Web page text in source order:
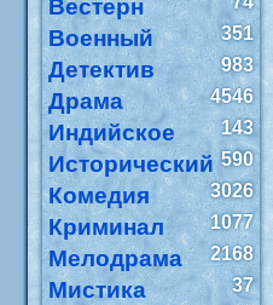
Вестерн
Военный 351
Детектив 983
Драма 4546
Индийское 143
Исторический 590
Комедия 3026
Криминал 1077
Мелодрама 2168
Мистика 37